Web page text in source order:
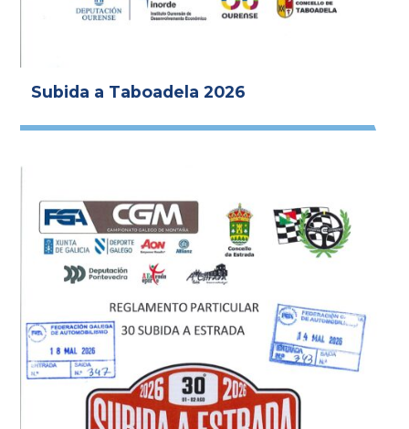
Subida a Taboadela 2026